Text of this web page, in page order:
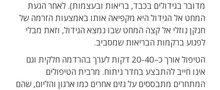
מדובר בגידולים בכבד, בריאות ובעצמות). לאחר הגעת
המחט אל הגידול היא מקפיאה אותו באמצעות הזרמה של
חנקן נוזלי אל קצה המחט שבו נמצא הגידול, וזאת מבלי
לפגוע ברקמות הבריאות שמסביב.
הטיפול אורך כ–20-40 דקות לערך בהרדמה חלקית וגם
אינו חייב להתבצע בחדר ניתוח. מרבית הטיפולים
המתחרים מתבססים על גזים אחרים כמו ארגון והליום, שהם